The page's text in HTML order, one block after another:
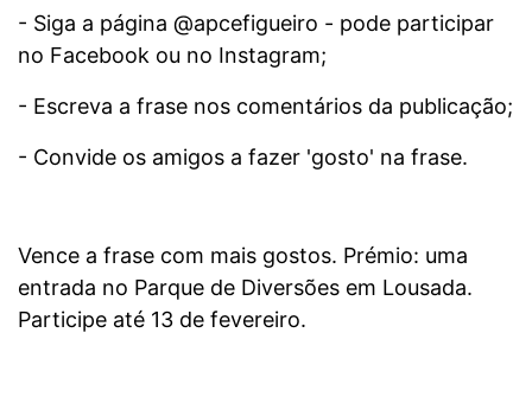
- Siga a página @apcefigueiro - pode participar
no Facebook ou no Instagram;
- Escreva a frase nos comentários da publicação;
- Convide os amigos a fazer 'gosto' na frase.
Vence a frase com mais gostos. Prémio: uma
entrada no Parque de Diversões em Lousada.
Participe até 13 de fevereiro.